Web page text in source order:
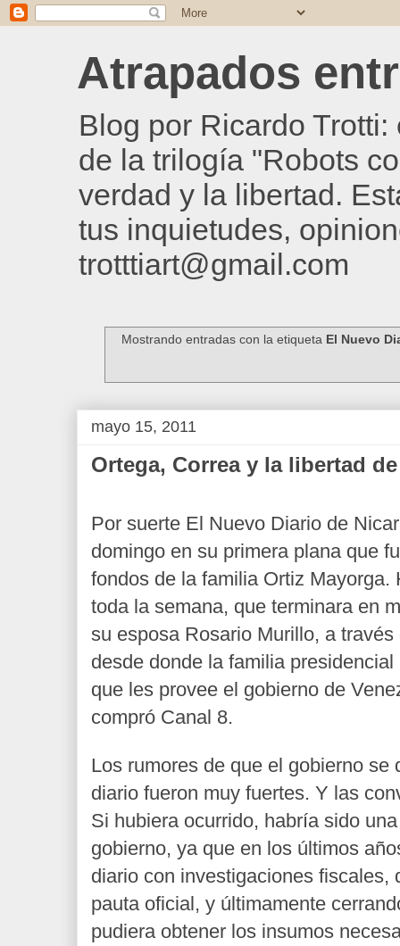
Atrapados
Blog por Ricardo
de la trilogía "Robots
verdad y la libertad.
tus inquietudes,
trotttiart@gmail.com
Mostrando entradas con la etiqueta El Nuevo
mayo 15, 2011
Ortega, Correa y la libertad
Por suerte El Nuevo Diario de
domingo en su primera plana que
fondos de la familia Ortiz Mayorga.
toda la semana, que terminara en
su esposa Rosario Murillo, a
desde donde la familia
que les provee el gobierno de
compró Canal 8.
Los rumores de que el gobierno se
diario fueron muy fuertes. Y las
Si hubiera ocurrido, habría sido
gobierno, ya que en los últimos
diario con investigaciones fiscales,
pauta oficial, y últimamente
pudiera obtener los insumos